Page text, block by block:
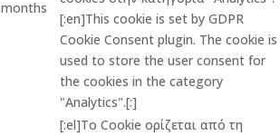
months
[:en]This cookie is set by GDPR
Cookie Consent plugin. The cookie is
used to store the user consent for
the cookies in the category
"Analytics".[:]
[:el]Το Cookie ορίζεται από τη